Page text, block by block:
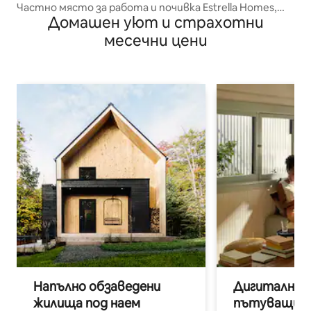
Частно място за работа и почивка Estrella Homes,
Куллу-Манали
Домашен уют и страхотни
месечни цени
Напълно обзаведени
жилища под наем
Дигитални
пътуващи